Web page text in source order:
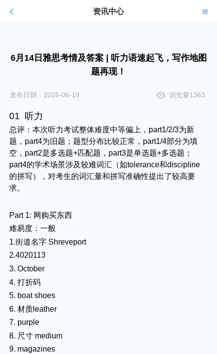
资讯中心
6月14日雅思考情及答案 | 听力语速起飞，写作地图
题再现！
发布日期：2025-06-19 浏览量1363
01 听力
总评：本次听力考试整体难度中等偏上，part1/2/3为新
题，part4为旧题；题型分布比较正常，part1/4部分为填
空，part2是多选题+匹配题，part3是单选题+多选题；
part4的学术场景涉及较难词汇（如tolerance和discipline
的拼写），对考生的词汇量和拼写准确性提出了较高要
求。
Part 1: 网购买东西
难易度：一般
1.街道名字 Shreveport
2.4020113
3. October
4. 打折码
5. boat shoes
6. 材质leather
7. purple
8. 尺寸 medium
9. magazines